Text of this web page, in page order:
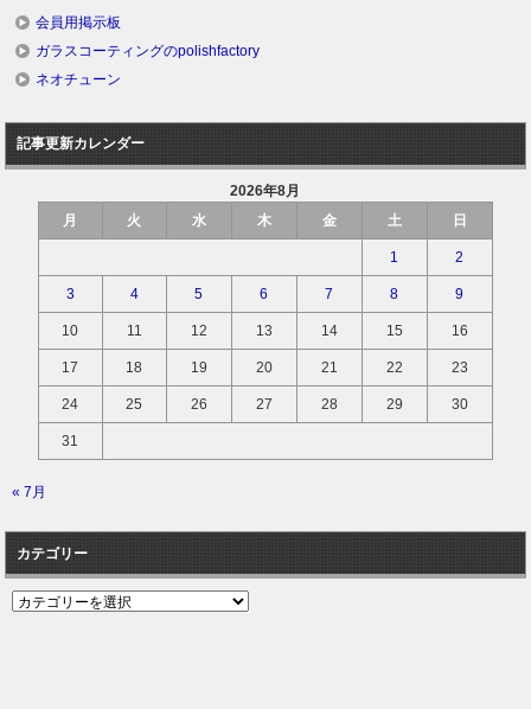
会員用掲示板
ガラスコーティングのpolishfactory
ネオチューン
記事更新カレンダー
2026年8月
月
火 水 木 金 土 日
1 2
3 4 5 6 7 8 9
10 11 12 13 14 15 16
17 18 19 20 21 22 23
24 25 26 27 28 29 30
31
« 7月
カテゴリー
カ